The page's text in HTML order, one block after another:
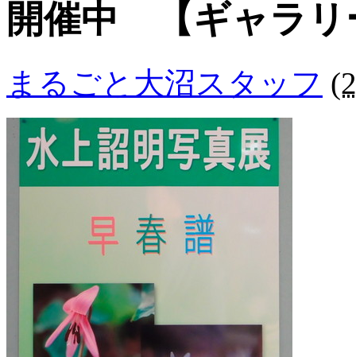
開催中 【ギャラリ
まるごと大沼スタッフ (